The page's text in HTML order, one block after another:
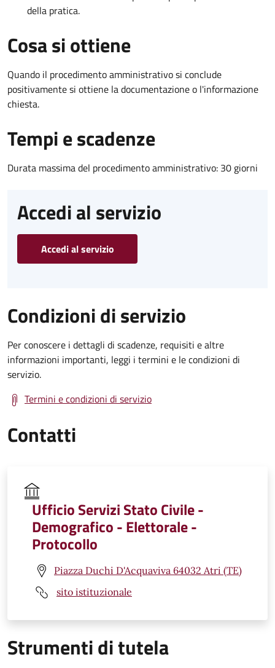
della pratica.
Cosa si ottiene
Quando il procedimento amministrativo si conclude
positivamente si ottiene la documentazione o l'informazione
chiesta.
Tempi e scadenze
Durata massima del procedimento amministrativo: 30 giorni
Accedi al servizio
Accedi al servizio
Condizioni di servizio
Per conoscere i dettagli di scadenze, requisiti e altre
informazioni importanti, leggi i termini e le condizioni di
servizio.
Termini e condizioni di servizio
Contatti
Ufficio Servizi Stato Civile -
Demografico - Elettorale -
Protocollo
Piazza Duchi D'Acquaviva 64032 Atri (TE)
sito istituzionale
Strumenti di tutela